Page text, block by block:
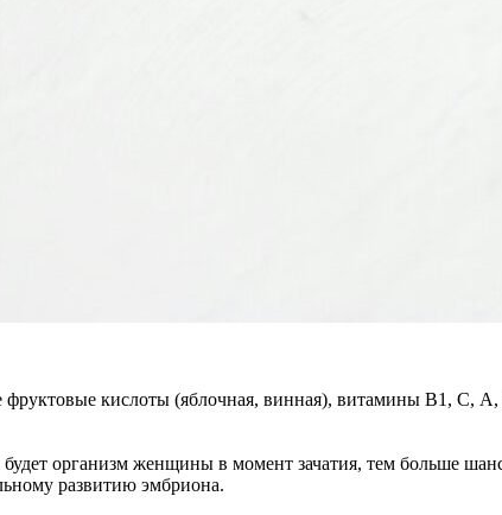
фруктовые кислоты (яблочная, винная), витамины В1, С,
организм женщины в момент зачатия, тем больше
развитию эмбриона.